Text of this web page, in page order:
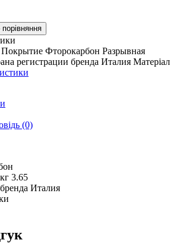
Покрытие Фторокарбон Разрывная
регистрации бренда Италия Матеріал
(0)
3.65
Италия